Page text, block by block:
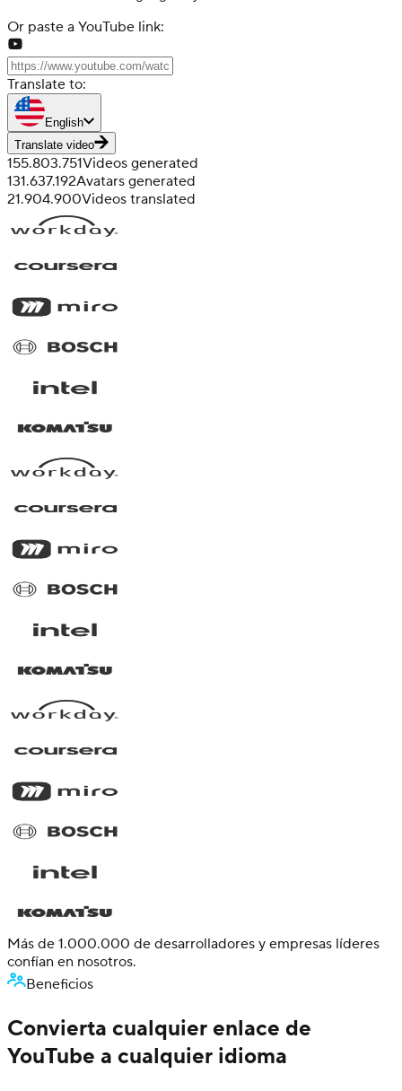
Or paste a YouTube link:
Translate to:
English
Translate video
155.803.751Videos generated
131.637.192Avatars generated
21.904.900Videos translated
Más de 1.000.000 de desarrolladores y empresas líderes
confían en nosotros.
Beneficios
Convierta cualquier enlace de
YouTube a cualquier idioma